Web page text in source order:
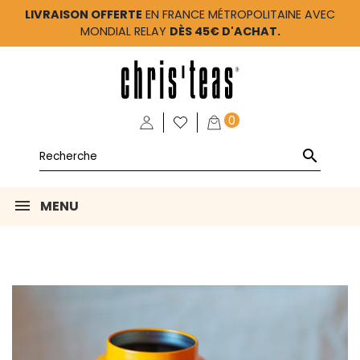
LIVRAISON OFFERTE EN FRANCE MÉTROPOLITAINE AVEC
MONDIAL RELAY DÈS 45€ D'ACHAT.
0

MENU